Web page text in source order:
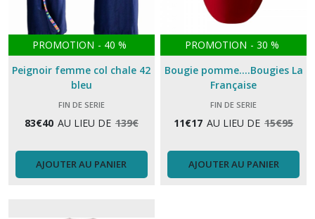
PROMOTION - 40 %
Peignoir femme col chale 42
bleu
FIN DE SERIE
83€40 AU LIEU DE 139€
AJOUTER AU PANIER
PROMOTION - 30 %
Bougie pomme....Bougies La
Française
FIN DE SERIE
11€17 AU LIEU DE 15€95
AJOUTER AU PANIER